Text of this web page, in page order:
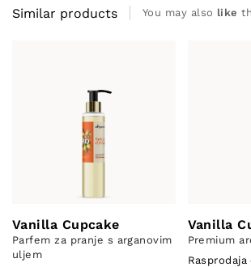
Similar products You may also like
Vanilla Cupcake
Parfem za pranje s arganovim
uljem
Vanilla
Premium
Rasprodaja